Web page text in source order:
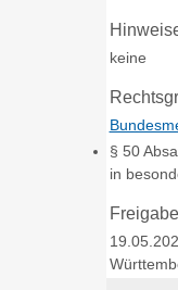
keine
§ 50
in